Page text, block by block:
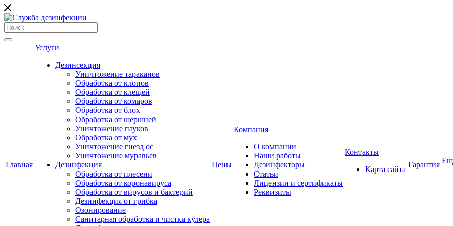
Главная
Услуги
Дезинсекция
Уничтожение тараканов
Обработка от клопов
Обработка от клещей
Обработка от комаров
Обработка от блох
Обработка от шершней
Уничтожение пауков
Обработка от мух
Уничтожение гнезд ос
Уничтожение муравьев
Дезинфекция
Обработка от плесени
Обработка от коронавируса
Обработка от вирусов и бактерий
Дезинфекция от грибка
Озонирование
Санитарная обработка и чистка кулера
Цены
Компания
О компании
Наши работы
Дезинфекторы
Статьи
Лицензии и сертификаты
Реквизиты
Контакты
Карта сайта
Гарантия